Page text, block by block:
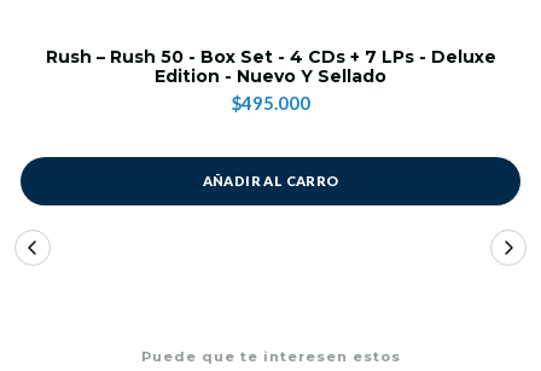
Rush – Rush 50 - Box Set - 4 CDs + 7 LPs - Deluxe
Edition - Nuevo Y Sellado
$495.000
AÑADIR AL CARRO
Puede que te interesen estos